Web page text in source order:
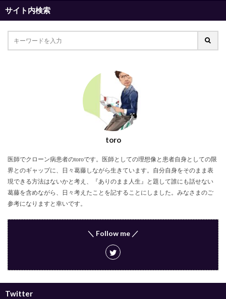
サイト内検索
toro
医師でクローン病患者のtoroです。医師としての理想像と患者自身としての限
界とのギャップに、日々葛藤しながら生きています。自分自身をそのまま表
現できる方法はないかと考え、『ありのまま人生』と題して誰にも話せない
葛藤を含めながら、日々考えたことを記することにしました。みなさまのご
参考になりますと幸いです。
＼ Follow me ／
Twitter